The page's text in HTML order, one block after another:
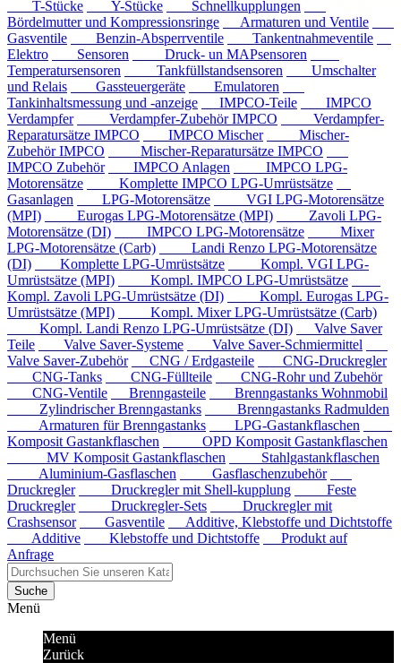
T-Stücke
Y-Stücke
Schnellkupplungen
Bördelmutter und Kompressionsringe
Armaturen und Ventile
Gasventile
Benzin-Absperrventile
Tankentnahmeventile
Elektro
Sensoren
Druck- un MAPsensoren
Temperatursensoren
Tankfüllstandsensoren
Umschalter
und Relais
Gassteuergeräte
Emulatoren
Tankinhaltsmessung und -anzeige
IMPCO-Teile
IMPCO
Verdampfer
Verdampfer-Zubehör IMPCO
Verdampfer-
Reparatursätze IMPCO
IMPCO Mischer
Mischer-
Zubehör IMPCO
Mischer-Reparatursätze IMPCO
IMPCO Zubehör
IMPCO Anlagen
IMPCO LPG-
Motorensätze
Komplette IMPCO LPG-Umrüstsätze
Gasanlagen
LPG-Motorensätze
VGI LPG-Motorensätze
(MPI)
Eurogas LPG-Motorensätze (MPI)
Zavoli LPG-
Motorensätze (DI)
IMPCO LPG-Motorensätze
Mixer
LPG-Motorensätze (Carb)
Landi Renzo LPG-Motorensätze
(DI)
Komplette LPG-Umrüstsätze
Kompl. VGI LPG-
Umrüstsätze (MPI)
Kompl. IMPCO LPG-Umrüstsätze
Kompl. Zavoli LPG-Umrüstsätze (DI)
Kompl. Eurogas LPG-
Umrüstsätze (MPI)
Kompl. Mixer LPG-Umrüstsätze (Carb)
Kompl. Landi Renzo LPG-Umrüstsätze (DI)
Valve Saver
Teile
Valve Saver-Systeme
Valve Saver-Schmiermittel
Valve Saver-Zubehör
CNG / Erdgasteile
CNG-Druckregler
CNG-Tanks
CNG-Füllteile
CNG-Rohr und Zubehör
CNG-Ventile
Brenngasteile
Brenngastanks Wohnmobil
Zylindrischer Brenngastanks
Brenngastanks Radmulden
Armaturen für Brenngastanks
LPG-Gastankflaschen
Komposit Gastankflaschen
OPD Komposit Gastankflaschen
MV Komposit Gastankflaschen
Stahlgastankflaschen
Aluminium-Gasflaschen
Gasflaschenzubehör
Druckregler
Druckregler mit Shell-kupplung
Feste
Druckregler
Druckregler-Sets
Druckregler mit
Crashsensor
Gasventile
Additive, Klebstoffe und Dichtstoffe
Additive
Klebstoffe und Dichtstoffe
Produkt auf
Anfrage
Suche
Menü
Menü
Zurück